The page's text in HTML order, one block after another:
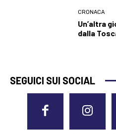
CRONACA
Un’altra
dalla
SEGUICI SUI SOCIAL